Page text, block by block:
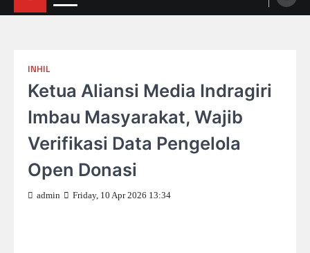
INHIL
Ketua Aliansi Media Indragiri
Imbau Masyarakat, Wajib
Verifikasi Data Pengelola
Open Donasi
admin Friday, 10 Apr 2026 13:34